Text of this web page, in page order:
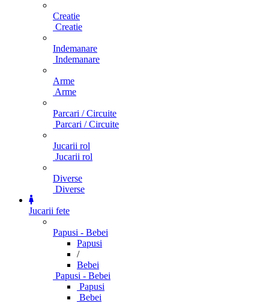
Creatie
Creatie
Indemanare
Indemanare
Arme
Arme
Parcari / Circuite
Parcari / Circuite
Jucarii rol
Jucarii rol
Diverse
Diverse
Jucarii fete
Papusi - Bebei
Papusi
/
Bebei
Papusi - Bebei
Papusi
Bebei